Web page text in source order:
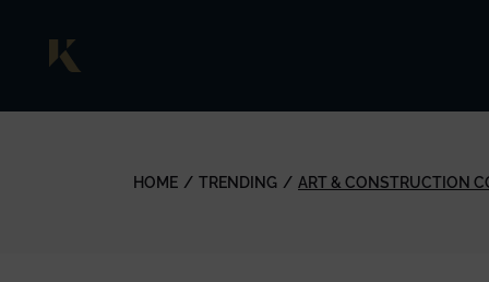
HOME TRENDING ART & CONSTRUCTION